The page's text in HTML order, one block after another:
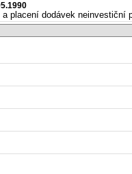
placení dodávek neinvestiční